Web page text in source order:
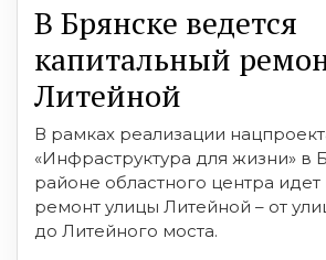
В Брянске ведется
капитальный
Литейной
В рамках реализации
«Инфраструктура для жизни» в
районе областного центра идет
ремонт улицы Литейной – от
до Литейного моста.